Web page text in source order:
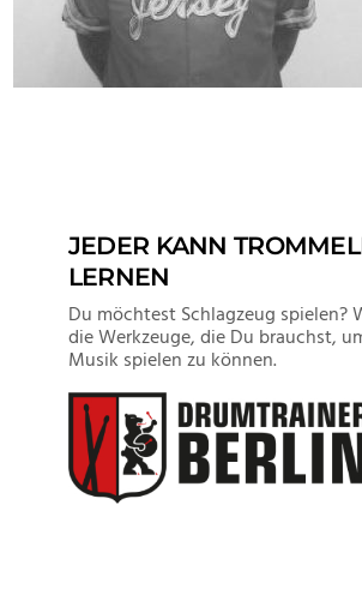
JEDER KANN
LERNEN
Du möchtest Schlagzeug spielen?
die Werkzeuge, die Du brauchst,
Musik spielen zu können.